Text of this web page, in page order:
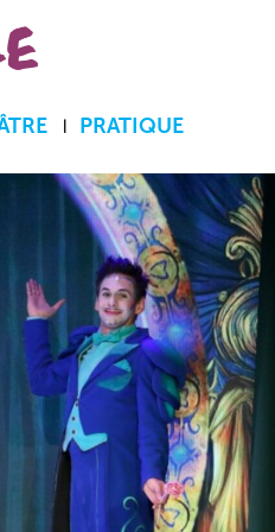
PRATIQUE
Accueil et billetterie
Abonnements et tarifs
Accès personne à
mobilité réduite
Contacts
Espace pro